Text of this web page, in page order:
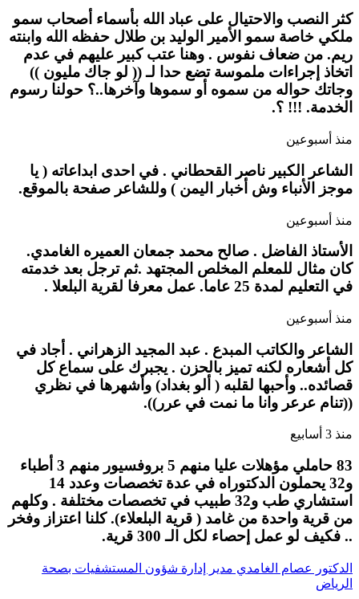
كثر النصب والاحتيال على عباد الله بأسماء أصحاب سمو
ملكي خاصة سمو الأمير الوليد بن طلال حفظه الله وابنته
ريم. من ضعاف نفوس . وهنا عتب كبير عليهم في عدم
اتخاذ إجراءات ملموسة تضع حدا لـ (( لو جاك مليون ))
وجاتك حواله من سموه أو سموها وآخرها..؟ حولنا رسوم
الخدمة. !!! ؟.
منذ أسبوعين
الشاعر الكبير ناصر القحطاني . في احدى ابداعاته ( يا
موجز الأنباء وش أخبار اليمن ) وللشاعر صفحة بالموقع.
منذ أسبوعين
الأستاذ الفاضل . صالح محمد جمعان العميره الغامدي.
كان مثال للمعلم المخلص المجتهد .ثم ترجل بعد خدمته
في التعليم لمدة 25 عاما. عمل معرفا لقرية البلعلا .
منذ أسبوعين
الشاعر والكاتب المبدع . عبد المجيد الزهراني . أجاد في
كل أشعاره لكنه تميز بالحزن . يجبرك على سماع كل
قصائده.. وأحبها لقلبه ( ألو بغداد) وأشهرها في نظري
((تنام عرعر وانا ما نمت في عرر)).
منذ 3 أسابيع
83 حاملي مؤهلات عليا منهم 5 بروفسيور منهم 3 أطباء
و32 يحملون الدكتوراه في عدة تخصصات وعدد 14
استشاري طب و32 طبيب في تخصصات مختلفة . وكلهم
من قرية واحدة من غامد ( قرية البلعلاء). كلنا اعتزاز وفخر
.. فكيف لو عمل إحصاء لكل الـ 300 قرية.
الدكتور عصام الغامدي مدير إدارة شؤون المستشفيات بصحة
الرياض